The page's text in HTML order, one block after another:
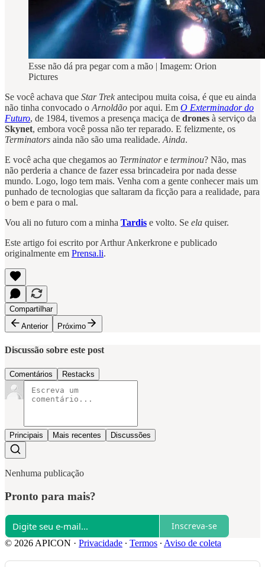
Esse não dá pra pegar com a mão | Imagem: Orion
Pictures
Se você achava que Star Trek antecipou muita coisa, é que eu ainda
não tinha convocado o Arnoldão por aqui. Em O Exterminador do
Futuro, de 1984, tivemos a presença maciça de drones à serviço da
Skynet, embora você possa não ter reparado. E felizmente, os
Terminators ainda não são uma realidade. Ainda.
E você acha que chegamos ao Terminatore terminou? Não, mas
não perderia a chance de fazer essa brincadeira por nada desse
mundo. Logo, logo tem mais. Venha com a gente conhecer mais um
punhado de tecnologias que saltaram da ficção para a realidade, para
o bem e para o mal.
Vou ali no futuro com a minha Tardis e volto. Se ela quiser.
Este artigo foi escrito por Arthur Ankerkrone e publicado
originalmente em Prensa.li.
Compartilhar
Anterior
Próximo
Discussão sobre este post
Comentários Restacks
Principais Mais recentes Discussões
Nenhuma publicação
Pronto para mais?
Inscreva-se
© 2026 APICON · Privacidade ∙ Termos ∙ Aviso de coleta